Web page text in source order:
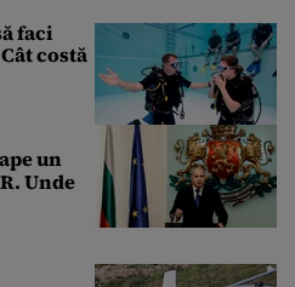
faci
costă
un
Unde